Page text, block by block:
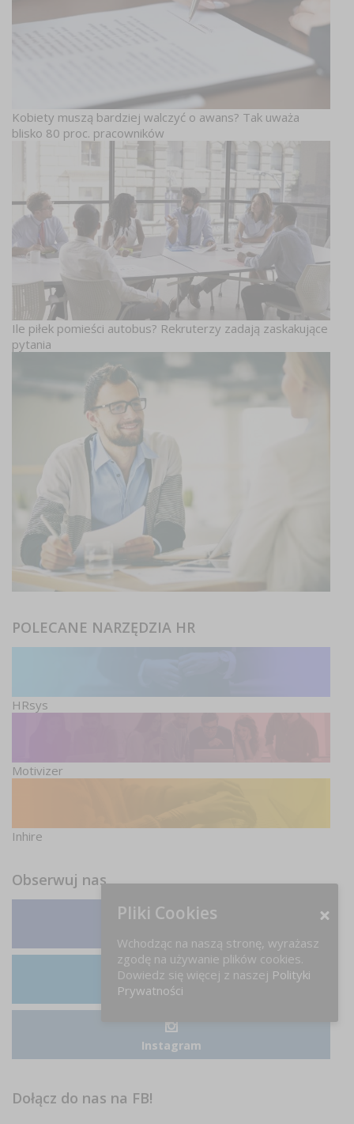
Kobiety muszą bardziej walczyć o awans? Tak uważa
blisko 80 proc. pracowników
Ile piłek pomieści autobus? Rekruterzy zadają zaskakujące
pytania
POLECANE NARZĘDZIA HR
HRsys
Motivizer
Inhire
Obserwuj nas
LinkedIn
Instagram
Dołącz do nas na FB!
Pliki Cookies
Wchodząc na naszą stronę, wyrażasz
zgodę na używanie plików cookies.
Dowiedz się więcej z naszej Polityki
Prywatności